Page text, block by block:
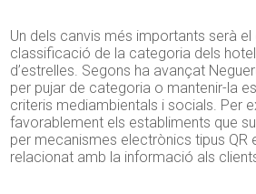
Un dels canvis més importants serà
classificació de la categoria dels
d’estrelles. Segons ha avançat
per pujar de categoria o mantenir-la
criteris mediambientals i socials. Per
favorablement els establiments que
per mecanismes electrònics tipus QR
relacionat amb la informació als